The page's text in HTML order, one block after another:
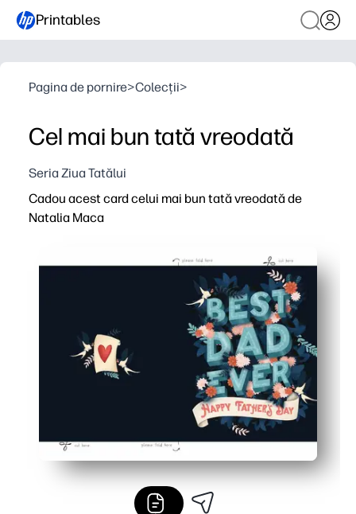
Printables
Pagina de pornire>Colecții>
Cel mai bun tată vreodată
Seria Ziua Tatălui
Cadou acest card celui mai bun tată vreodată de
Natalia Maca